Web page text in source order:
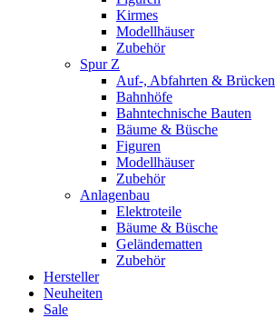
Kirmes
Modellhäuser
Zubehör
Spur Z
Auf-, Abfahrten & Brücken
Bahnhöfe
Bahntechnische Bauten
Bäume & Büsche
Figuren
Modellhäuser
Zubehör
Anlagenbau
Elektroteile
Bäume & Büsche
Geländematten
Zubehör
Hersteller
Neuheiten
Sale